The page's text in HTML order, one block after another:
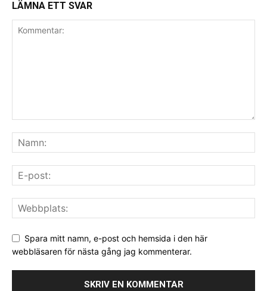
LÄMNA ETT SVAR
Spara mitt namn, e-post och hemsida i den här
webbläsaren för nästa gång jag kommenterar.